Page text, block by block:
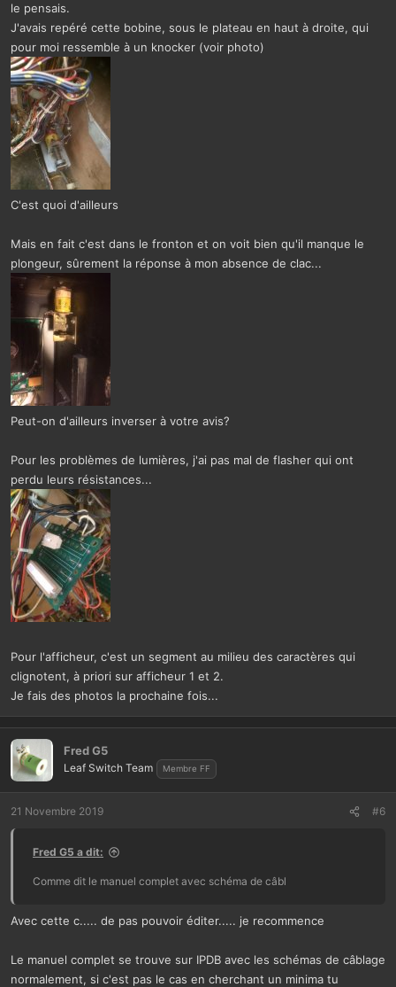
le pensais.
J'avais repéré cette bobine, sous le plateau en haut à droite, qui
pour moi ressemble à un knocker (voir photo)
C'est quoi d'ailleurs
Mais en fait c'est dans le fronton et on voit bien qu'il manque le
plongeur, sûrement la réponse à mon absence de clac...
Peut-on d'ailleurs inverser à votre avis?
Pour les problèmes de lumières, j'ai pas mal de flasher qui ont
perdu leurs résistances...
Pour l'afficheur, c'est un segment au milieu des caractères qui
clignotent, à priori sur afficheur 1 et 2.
Je fais des photos la prochaine fois...
Fred G5
Leaf Switch Team Membre FF
21 Novembre 2019 #6
Fred G5 a dit:
Comme dit le manuel complet avec schéma de câbl
Avec cette c..... de pas pouvoir éditer..... je recommence
Le manuel complet se trouve sur IPDB avec les schémas de câblage
normalement, si c'est pas le cas en cherchant un minima tu